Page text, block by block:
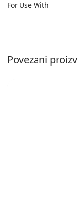
For Use With
Povezani